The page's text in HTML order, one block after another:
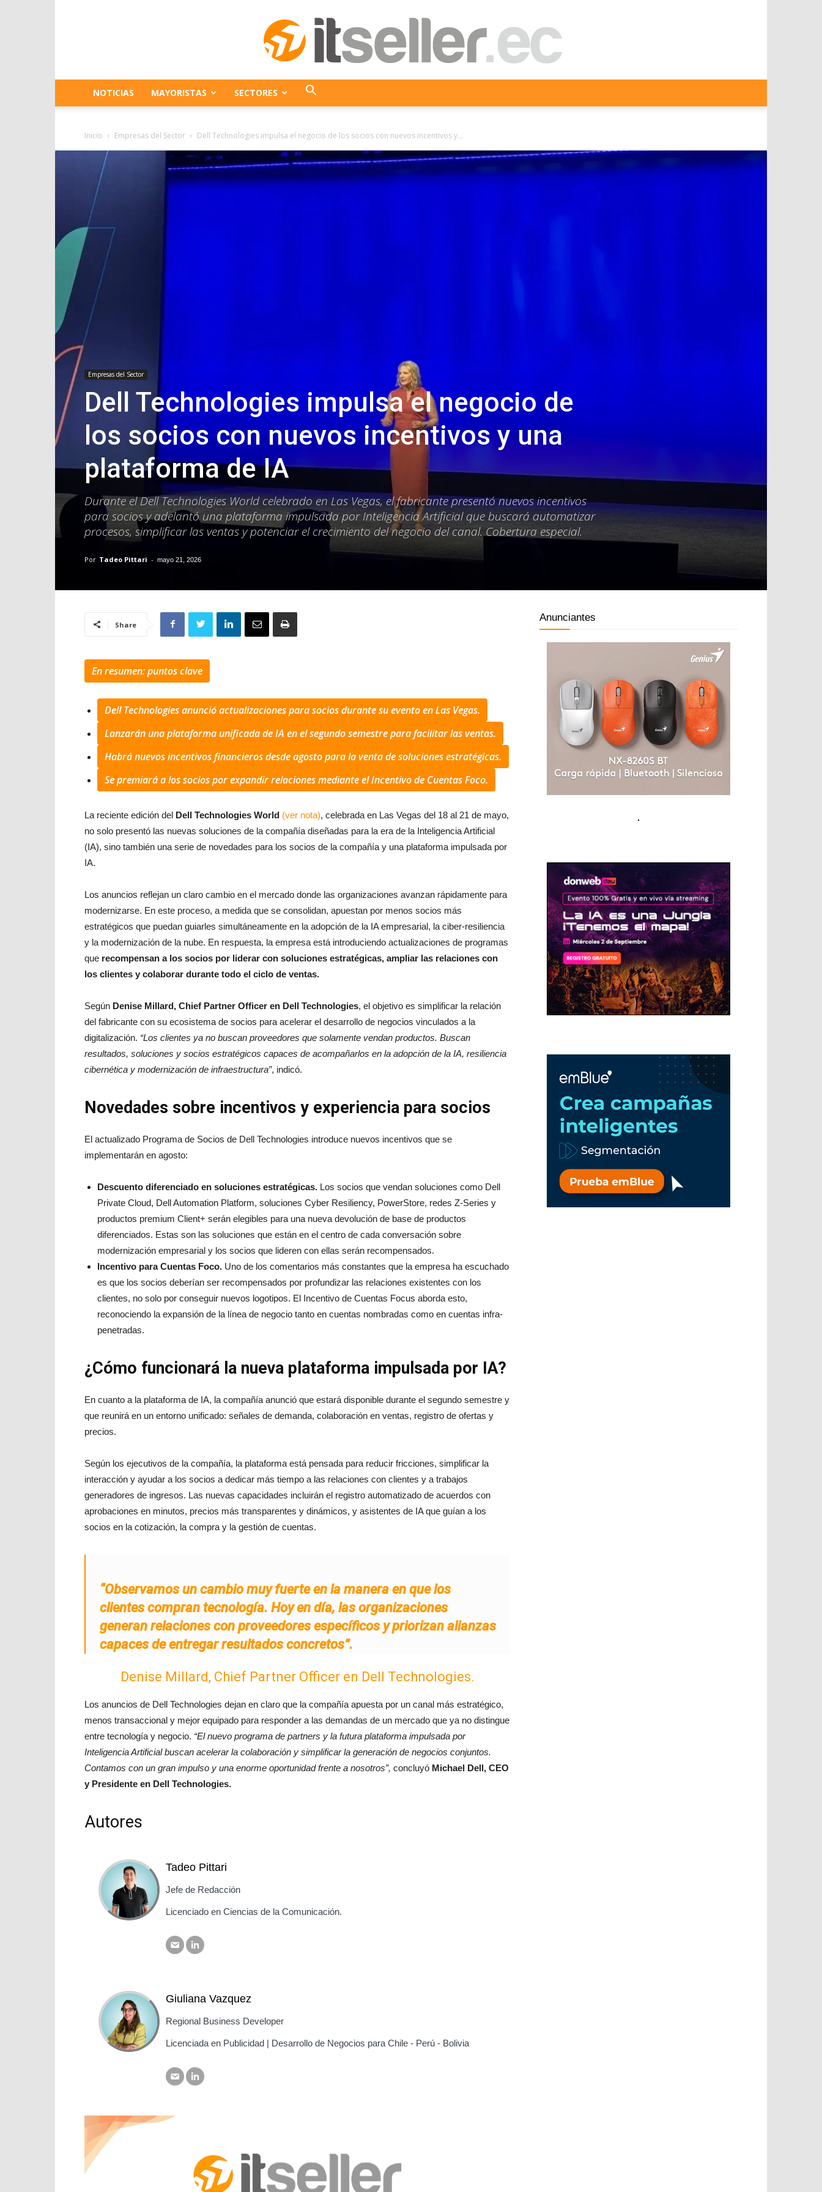
ITseller
NOTICIAS MAYORISTAS SECTORES
Inicio Empresas del Sector Dell Technologies impulsa el negocio de los socios con nuevos incentivos y...
Empresas del Sector
Dell Technologies impulsa el negocio de
los socios con nuevos incentivos y una
plataforma de IA
Durante el Dell Technologies World celebrado en Las Vegas, el fabricante presentó nuevos incentivos
para socios y adelantó una plataforma impulsada por Inteligencia Artificial que buscará automatizar
procesos, simplificar las ventas y potenciar el crecimiento del negocio del canal. Cobertura especial.
Por Tadeo Pittari - mayo 21, 2026
Share
En resumen: puntos clave
Dell Technologies anunció actualizaciones para socios durante su evento en Las Vegas.
Lanzarán una plataforma unificada de IA en el segundo semestre para facilitar las ventas.
Habrá nuevos incentivos financieros desde agosto para la venta de soluciones estratégicas.
Se premiará a los socios por expandir relaciones mediante el Incentivo de Cuentas Foco.
La reciente edición del Dell Technologies World (ver nota), celebrada en Las Vegas del 18 al 21 de mayo,
no solo presentó las nuevas soluciones de la compañía diseñadas para la era de la Inteligencia Artificial
(IA), sino también una serie de novedades para los socios de la compañía y una plataforma impulsada por
IA.
Los anuncios reflejan un claro cambio en el mercado donde las organizaciones avanzan rápidamente para
modernizarse. En este proceso, a medida que se consolidan, apuestan por menos socios más
estratégicos que puedan guiarles simultáneamente en la adopción de la IA empresarial, la ciber-resiliencia
y la modernización de la nube. En respuesta, la empresa está introduciendo actualizaciones de programas
que recompensan a los socios por liderar con soluciones estratégicas, ampliar las relaciones con
los clientes y colaborar durante todo el ciclo de ventas.
Según Denise Millard, Chief Partner Officer en Dell Technologies, el objetivo es simplificar la relación
del fabricante con su ecosistema de socios para acelerar el desarrollo de negocios vinculados a la
digitalización. “Los clientes ya no buscan proveedores que solamente vendan productos. Buscan
resultados, soluciones y socios estratégicos capaces de acompañarlos en la adopción de la IA, resiliencia
cibernética y modernización de infraestructura”, indicó.
Novedades sobre incentivos y experiencia para socios
El actualizado Programa de Socios de Dell Technologies introduce nuevos incentivos que se
implementarán en agosto:
Descuento diferenciado en soluciones estratégicas. Los socios que vendan soluciones como Dell
Private Cloud, Dell Automation Platform, soluciones Cyber Resiliency, PowerStore, redes Z-Series y
productos premium Client+ serán elegibles para una nueva devolución de base de productos
diferenciados. Estas son las soluciones que están en el centro de cada conversación sobre
modernización empresarial y los socios que lideren con ellas serán recompensados.
Incentivo para Cuentas Foco. Uno de los comentarios más constantes que la empresa ha escuchado
es que los socios deberían ser recompensados por profundizar las relaciones existentes con los
clientes, no solo por conseguir nuevos logotipos. El Incentivo de Cuentas Focus aborda esto,
reconociendo la expansión de la línea de negocio tanto en cuentas nombradas como en cuentas infra-
penetradas.
¿Cómo funcionará la nueva plataforma impulsada por IA?
En cuanto a la plataforma de IA, la compañía anunció que estará disponible durante el segundo semestre y
que reunirá en un entorno unificado: señales de demanda, colaboración en ventas, registro de ofertas y
precios.
Según los ejecutivos de la compañía, la plataforma está pensada para reducir fricciones, simplificar la
interacción y ayudar a los socios a dedicar más tiempo a las relaciones con clientes y a trabajos
generadores de ingresos. Las nuevas capacidades incluirán el registro automatizado de acuerdos con
aprobaciones en minutos, precios más transparentes y dinámicos, y asistentes de IA que guían a los
socios en la cotización, la compra y la gestión de cuentas.
“Observamos un cambio muy fuerte en la manera en que los
clientes compran tecnología. Hoy en día, las organizaciones
generan relaciones con proveedores específicos y priorizan alianzas
capaces de entregar resultados concretos”.
Denise Millard, Chief Partner Officer en Dell Technologies.
Los anuncios de Dell Technologies dejan en claro que la compañía apuesta por un canal más estratégico,
menos transaccional y mejor equipado para responder a las demandas de un mercado que ya no distingue
entre tecnología y negocio. “El nuevo programa de partners y la futura plataforma impulsada por
Inteligencia Artificial buscan acelerar la colaboración y simplificar la generación de negocios conjuntos.
Contamos con un gran impulso y una enorme oportunidad frente a nosotros”, concluyó Michael Dell, CEO
y Presidente en Dell Technologies.
Autores
Tadeo Pittari
Jefe de Redacción
Licenciado en Ciencias de la Comunicación.
Giuliana Vazquez
Regional Business Developer
Licenciada en Publicidad | Desarrollo de Negocios para Chile - Perú - Bolivia
Anunciantes